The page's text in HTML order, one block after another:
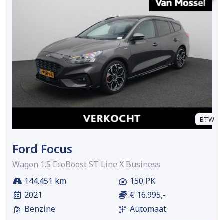
BTW
Ford Focus
Wagon 1.5 EcoBoost ST Line X Business
144.451 km
2021
Benzine
150 PK
€ 16.995,-
Automaat